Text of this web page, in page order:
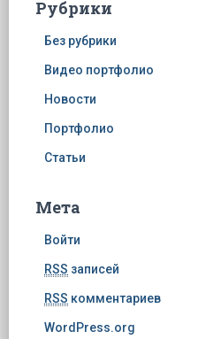
и
Рубрики
Без рубрики
Видео портфолио
Новости
Портфолио
Статьи
Мета
Войти
RSS записей
RSS комментариев
WordPress.org